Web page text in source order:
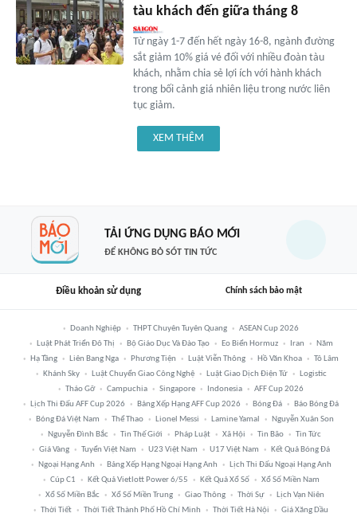
tàu khách đến giữa tháng 8
Từ ngày 1-7 đến hết ngày 16-8, ngành đường
sắt giảm 10% giá vé đối với nhiều đoàn tàu
khách, nhằm chia sẻ lợi ích với hành khách
trong bối cảnh giá nhiên liệu trong nước liên
tục giảm.
XEM THÊM
TẢI ỨNG DỤNG BÁO MỚI
ĐỂ KHÔNG BỎ SÓT TIN TỨC
Điều khoản sử dụng Chính sách bảo mật
Doanh Nghiệp THPT Chuyên Tuyên Quang
ASEAN Cup 2026
Luật Phát Triển Đô Thị
Bộ Giáo Dục Và Đào Tạo Eo Biển Hormuz Iran
Năm
Hạ Tầng
Liên Bang Nga Phương Tiện Luật Viễn Thông Hồ Văn Khoa
Tô Lâm
Khánh Sky
Luật Chuyển Giao Công Nghệ Luật Giao Dịch Điện Tử
Logistic
Tháo Gỡ
Campuchia Singapore Indonesia
AFF Cup 2026
Lịch Thi Đấu AFF Cup 2026
Bảng Xếp Hạng AFF Cup 2026 Bóng Đá
Báo Bóng Đá
Bóng Đá Việt Nam
Thể Thao Lionel Messi Lamine Yamal
Nguyễn Xuân Son
Nguyễn Đình Bắc
Tin Thế Giới Pháp Luật Xã Hội Tin Bão
Tin Tức
Giá Vàng
Tuyển Việt Nam U23 Việt Nam U17 Việt Nam
Kết Quả Bóng Đá
Ngoại Hạng Anh
Bảng Xếp Hạng Ngoại Hạng Anh
Lịch Thi Đấu Ngoại Hạng Anh
Cúp C1
Kết Quả Vietlott Power 6/55 Kết Quả Xổ Số
Xổ Số Miền Nam
Xổ Số Miền Bắc
Xổ Số Miền Trung Giao Thông Thời Sự
Lịch Vạn Niên
Thời Tiết
Thời Tiết Thành Phố Hồ Chí Minh Thời Tiết Hà Nội Giá Xăng Dầu